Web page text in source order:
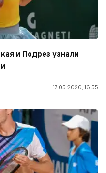
и Подрез узнали
17.05.2026, 16:55